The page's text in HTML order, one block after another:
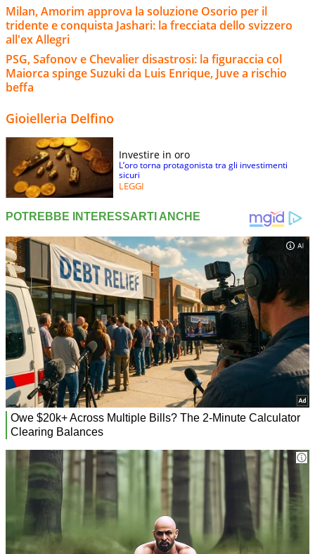
Milan, Amorim approva la soluzione Osorio per il
tridente e conquista Jashari: la frecciata dello svizzero
all'ex Allegri
PSG, Safonov e Chevalier disastrosi: la figuraccia col
Maiorca spinge Suzuki da Luis Enrique, Juve a rischio
beffa
Gioielleria Delfino
Investire in oro
L’oro torna protagonista tra gli investimenti
sicuri
LEGGI